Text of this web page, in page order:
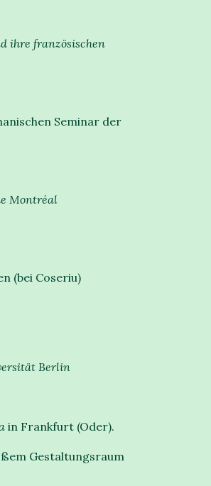
ihre französischen
Seminar der
Montréal
(bei Coseriu)
Berlin
in Frankfurt (Oder).
Gestaltungsraum